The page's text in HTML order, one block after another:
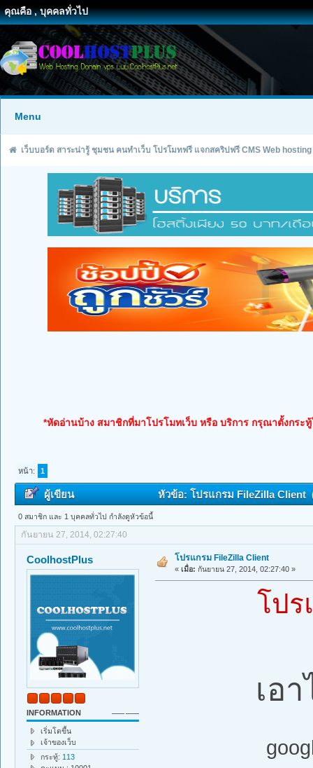
คุณคือ , บุคคลทั่วไป
Menu
เว็บบอร์ด สาระน่ารู้ ชุมชน คนทำเว็บ โปรโมทฟรี แจกสคริปฟรี CMS Web hosting
*หัดอ่านบ้าง สมาชิกที่มาโปรโมทเว็บ หรือ บริการ กรุณาตั้งกระ
หน้า: 1
ผู้เขียน หัวข้อ: โปรแกรม FileZilla Client
0 สมาชิก และ 1 บุคคลทั่วไป กำลังดูหัวข้อนี้
กันยายน 27, 2014, 02:27:40
CoolhostPlus
INFORMATION
เริ่มโตขึ้น
เจ้าของเว็บ
กระทู้: 113
โปรแกรม FileZilla Client
« เมื่อ: กันยายน 27, 2014, 02:27:40 »
โปร
เอ